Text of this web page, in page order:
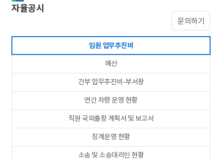
기
문의하기
자율공시
임원 업무추진비
예산
간부 업무추진비-부서장
연간 차량 운영 현황
직원 국외출장 계획서 및 보고서
징계운영 현황
소송 및 소송대리인 현황